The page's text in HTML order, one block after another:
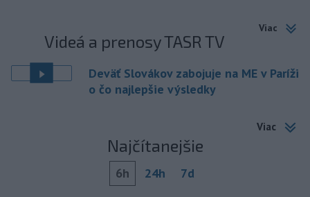
Viac
Videá a prenosy TASR TV
Deväť Slovákov zabojuje na ME v Paríži
o čo najlepšie výsledky
Viac
Najčítanejšie
6h 24h 7d